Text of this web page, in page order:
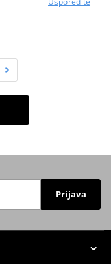
Prijava